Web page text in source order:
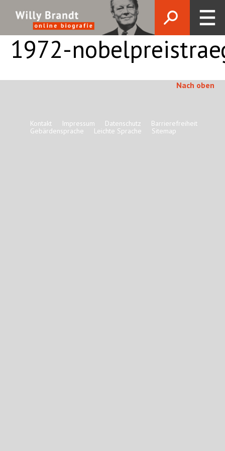
1972-
Nach oben
Kontakt Impressum Datenschutz
Barrierefreiheit
Gebärdensprache
Leichte Sprache Sitemap